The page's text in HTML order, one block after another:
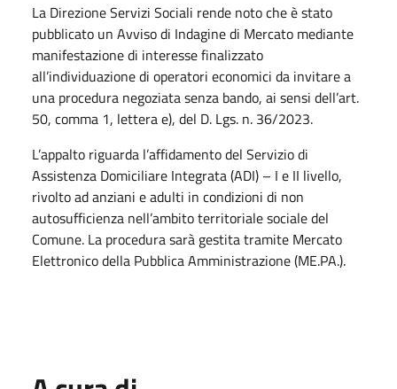
La Direzione Servizi Sociali rende noto che è stato
pubblicato un Avviso di Indagine di Mercato mediante
manifestazione di interesse finalizzato
all’individuazione di operatori economici da invitare a
una procedura negoziata senza bando, ai sensi dell’art.
50, comma 1, lettera e), del D. Lgs. n. 36/2023.
L’appalto riguarda l’affidamento del Servizio di
Assistenza Domiciliare Integrata (ADI) – I e II livello,
rivolto ad anziani e adulti in condizioni di non
autosufficienza nell’ambito territoriale sociale del
Comune. La procedura sarà gestita tramite Mercato
Elettronico della Pubblica Amministrazione (ME.PA.).